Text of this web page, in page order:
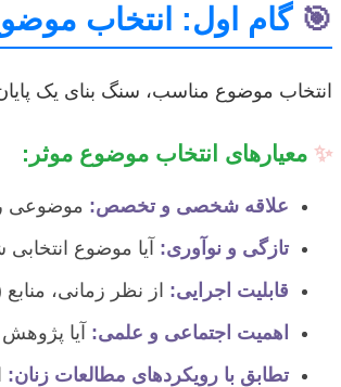
🎯 گام اول: انتخاب
انتخاب موضوع مناسب، سنگ بنای یک
✨ معیارهای انتخاب موضوع موثر:
علاقه شخصی و تخصص: موضوعی
تازگی و نوآوری: آیا موضوع
قابلیت اجرایی: از نظر زمانی،
اهمیت اجتماعی و علمی: آیا
تطابق با رویکردهای مطالعات زنان: